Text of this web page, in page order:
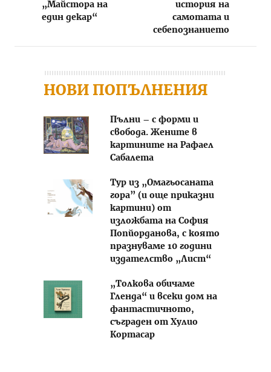
„Майстора на
един декар“
история на
самотата и
себепознанието
НОВИ ПОПЪЛНЕНИЯ
Пълни – с форми и
свобода. Жените в
картините на Рафаел
Сабалета
Тур из „Омагьосаната
гора” (и още приказни
картини) от
изложбата на София
Попйорданова, с която
празнуваме 10 години
издателство „Лист“
„Толкова обичаме
Гленда“ и всеки дом на
фантастичното,
съграден от Хулио
Кортасар